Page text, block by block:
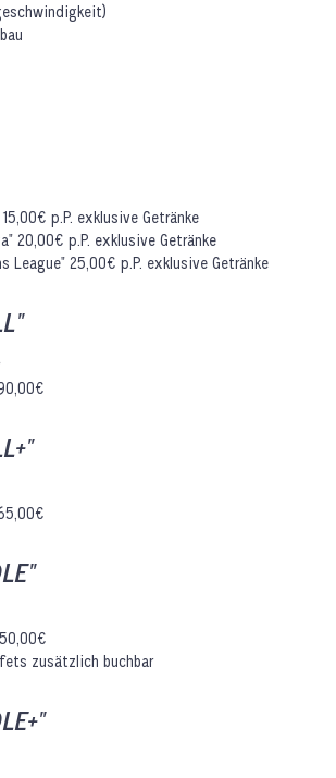
p.P. exklusive Getränke
20,00€ p.P. exklusive Getränke
League" 25,00€ p.P. exklusive Getränke
zusätzlich buchbar